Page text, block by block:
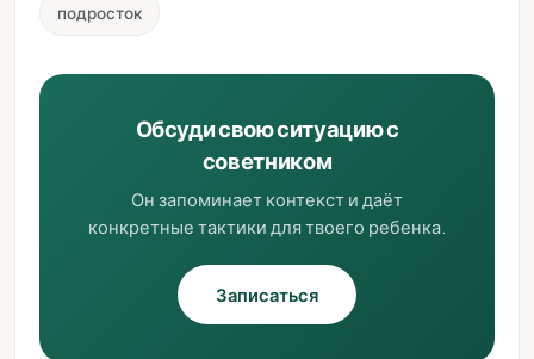
подросток
Обсуди свою ситуацию с
советником
Он запоминает контекст и даёт
конкретные тактики для твоего ребенка.
Записаться